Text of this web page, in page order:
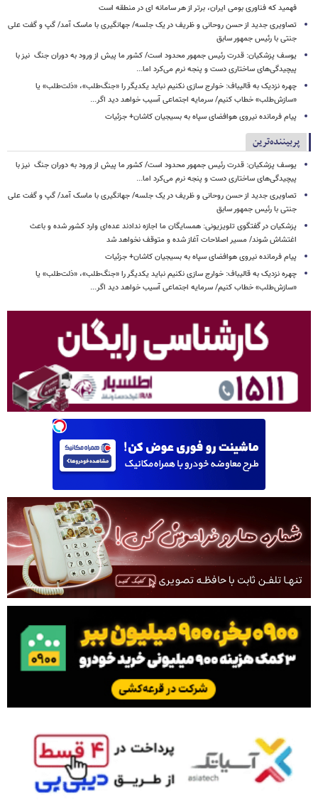
فهمید که فناوری بومی ایران، برتر از هر سامانه ای در منطقه است
تصاویری جدید از حسن روحانی و ظریف در یک جلسه/ جهانگیری با ماسک آمد/ گپ و گفت علی
جنتی با رئیس جمهور سابق
یوسف پزشکیان: قدرت رئیس‌ جمهور محدود است/ کشور ما پیش از ورود به دوران جنگ نیز با
پیچیدگی‌های ساختاری دست و پنجه نرم می‌کرد اما...
چهره نزدیک به قالیباف: خوارج سازی نکنیم نباید یکدیگر را «جنگ‌طلب»، «ذلت‌طلب» یا
«سازش‌طلب» خطاب کنیم/ سرمایه اجتماعی آسیب خواهد دید اگر...
پیام فرمانده نیروی هوافضای سپاه به بسیجیان کاشان+ جزئیات
پربیننده‌ترین
یوسف پزشکیان: قدرت رئیس‌ جمهور محدود است/ کشور ما پیش از ورود به دوران جنگ نیز با
پیچیدگی‌های ساختاری دست و پنجه نرم می‌کرد اما...
تصاویری جدید از حسن روحانی و ظریف در یک جلسه/ جهانگیری با ماسک آمد/ گپ و گفت علی
جنتی با رئیس جمهور سابق
پزشکیان در گفتگوی تلویزیونی: همسایگان ما اجازه ندادند عده‌ای وارد کشور شده و باعث
اغتشاش شوند/ مسیر اصلاحات آغاز شده و متوقف نخواهد شد
پیام فرمانده نیروی هوافضای سپاه به بسیجیان کاشان+ جزئیات
چهره نزدیک به قالیباف: خوارج سازی نکنیم نباید یکدیگر را «جنگ‌طلب»، «ذلت‌طلب» یا
«سازش‌طلب» خطاب کنیم/ سرمایه اجتماعی آسیب خواهد دید اگر...